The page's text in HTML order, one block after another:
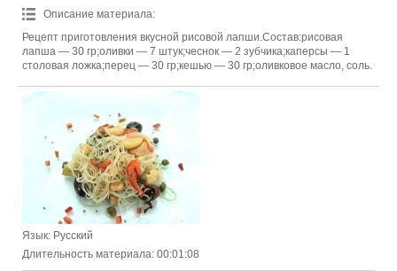
Описание материала:
Рецепт приготовления вкусной рисовой лапши.Состав:рисовая
лапша — 30 гр;оливки — 7 штук;чеснок — 2 зубчика;каперсы — 1
столовая ложка;перец — 30 гр;кешью — 30 гр;оливковое масло, соль.
Язык: Русский
Длительность материала: 00:01:08